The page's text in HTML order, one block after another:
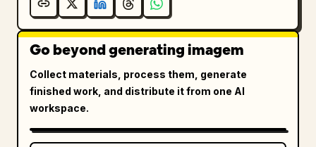
Go beyond generating imagem
Collect materials, process them, generate
finished work, and distribute it from one AI
workspace.